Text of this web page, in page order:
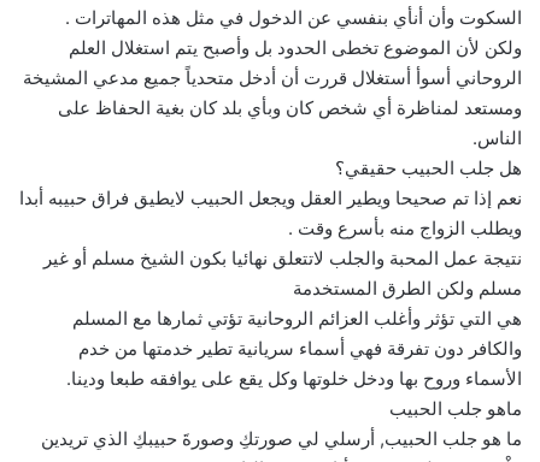
السكوت وأن أنأي بنفسي عن الدخول في مثل هذه المهاترات .
ولكن لأن الموضوع تخطى الحدود بل وأصبح يتم استغلال العلم
الروحاني أسوأ أستغلال قررت أن أدخل متحدياً جميع مدعي المشيخة
ومستعد لمناظرة أي شخص كان وبأي بلد كان بغية الحفاظ على
الناس.
هل جلب الحبيب حقيقي؟
نعم إذا تم صحيحا ويطير العقل ويجعل الحبيب لايطيق فراق حبيبه أبدا
ويطلب الزواج منه بأسرع وقت .
نتيجة عمل المحبة والجلب لاتتعلق نهائيا بكون الشيخ مسلم أو غير
مسلم ولكن الطرق المستخدمة
هي التي تؤثر وأغلب العزائم الروحانية تؤتي ثمارها مع المسلم
والكافر دون تفرقة فهي أسماء سريانية تطير خدمتها من خدم
الأسماء وروح بها ودخل خلوتها وكل يقع على يوافقه طبعا ودينا.
ماهو جلب الحبيب
ما هو جلب الحبيب, أرسلي لي صورتكِ وصورةَ حبيبكِ الذي تريدين